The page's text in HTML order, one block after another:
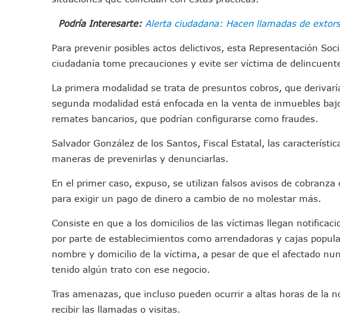
En PV Encabezan Preferencias Morena Y Juan
Pancho López; En La Mira Del Comité Nacional
Cae El “R1”, Presunto Autor Intelectual Del
Citan A Siete Integrantes De La Semar Por
IMSS Invierte 12.6 MDP En Remodelar
En Abril 2027 Terminarán El Centro Regional
Puerto Vallarta Fortalece Su Promoción En
Accidente En Un RZR, Principal Hipótesis Por
Nidos De Lluvia Busca Beneficiar A 100 Familias
Hallazgo De Yareli Colmenares Tovar Eleva A 4
Regresa A Puerto Vallarta La Premiación
Ra Aguilar Acompaña A Cientos De Familias En
Oleaje Y Riesgo Por Cocodrilos Mantienen
“Kato” Supera El Abandono Y Comienza Una
México Necesitaba 600 Mil Empleos; Solo
Podría Interesarte: Alerta ciudadana: Hacen llamadas de
Para prevenir posibles actos delictivos, esta Representación
ciudadanía tome precauciones y evite ser víctima de
La primera modalidad se trata de presuntos cobros, que
segunda modalidad está enfocada en la venta de inmuebles
remates bancarios, que podrían configurarse como fraudes.
Salvador González de los Santos, Fiscal Estatal, las
maneras de prevenirlas y denunciarlas.
En el primer caso, expuso, se utilizan falsos avisos de
para exigir un pago de dinero a cambio de no molestar más.
Consiste en que a los domicilios de las víctimas llegan
por parte de establecimientos como arrendadoras y cajas
nombre y domicilio de la víctima, a pesar de que el afectado
tenido algún trato con ese negocio.
Tras amenazas, que incluso pueden ocurrir a altas horas de la
recibir las llamadas o visitas.